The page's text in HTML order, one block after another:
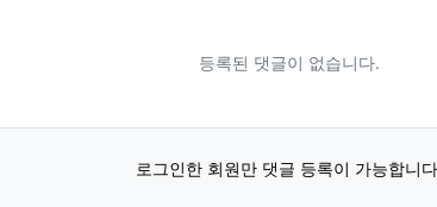
등록된 댓글이 없습니다.
로그인한 회원만 댓글 등록이 가능합니